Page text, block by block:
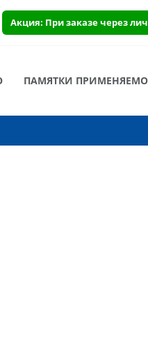
Акция: При заказе через
ПАМЯТКИ